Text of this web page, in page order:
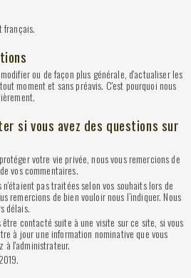
français.
ou de façon plus générale, d'actualiser les
moment et sans préavis. C'est pourquoi nous
si vous avez des questions sur
votre vie privée, nous vous remercions de
vos commentaires.
n'étaient pas traitées selon vos souhaits lors de
remercions de bien vouloir nous l’indiquer. Nous
délais.
être contacté suite à une visite sur ce site, si vous
à jour une information nominative que vous
à l'administrateur.